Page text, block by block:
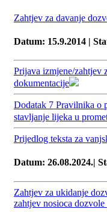
Zahtjev za davanje
Datum: 15.9.2014 |
Prijava izmjene/zahtjev
dokumentacije
Dodatak 7 Pravilnika o
stavljanje lijeka u
Prijedlog teksta za
Datum: 26.08.2024.|
Zahtjev za ukidanje
zahtjev nosioca dozvole